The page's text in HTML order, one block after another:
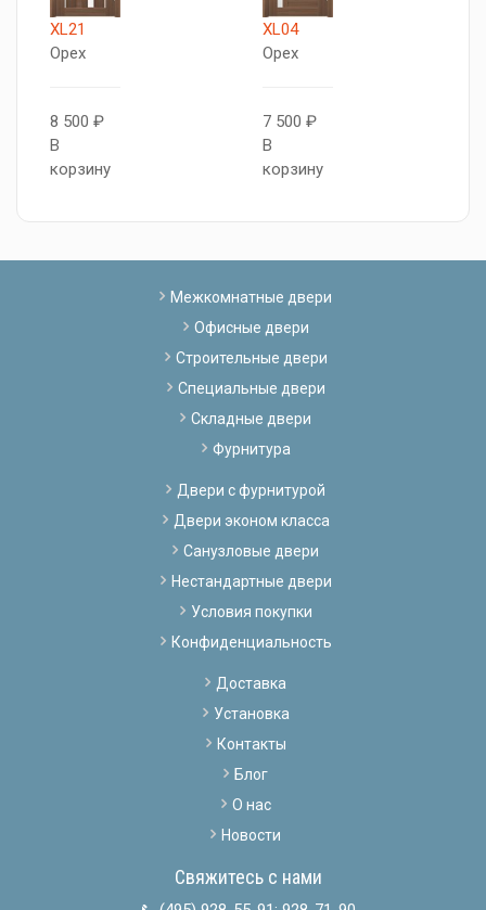
XL21
Орех
8 500 ₽
В
корзину
XL04
Орех
7 500 ₽
В
корзину
Межкомнатные двери
Офисные двери
Строительные двери
Специальные двери
Складные двери
Фурнитура
Двери с фурнитурой
Двери эконом класса
Санузловые двери
Нестандартные двери
Условия покупки
Конфиденциальность
Доставка
Установка
Контакты
Блог
О нас
Новости
Свяжитесь с нами